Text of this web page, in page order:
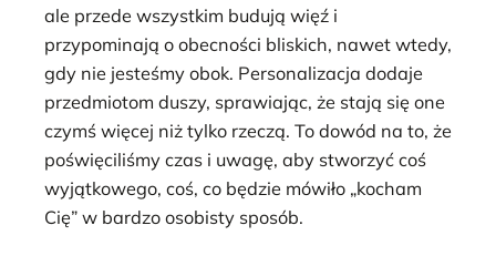
ale przede wszystkim budują więź i
przypominają o obecności bliskich, nawet wtedy,
gdy nie jesteśmy obok. Personalizacja dodaje
przedmiotom duszy, sprawiając, że stają się one
czymś więcej niż tylko rzeczą. To dowód na to, że
poświęciliśmy czas i uwagę, aby stworzyć coś
wyjątkowego, coś, co będzie mówiło „kocham
Cię” w bardzo osobisty sposób.